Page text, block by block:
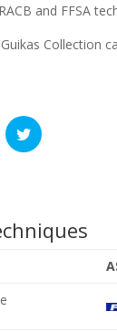
and FFSA
Collection